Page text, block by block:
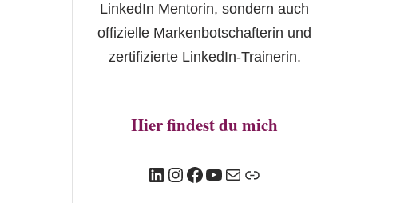
LinkedIn Mentorin, sondern auch
offizielle Markenbotschafterin und
zertifizierte LinkedIn-Trainerin.
Hier findest du mich
LinkedIn
Instagram
Facebook
YouTube
E-Mail
Link